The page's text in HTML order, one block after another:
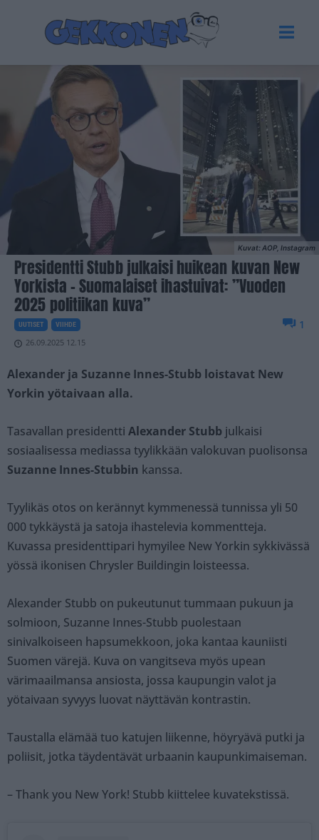
Kuvat: AOP, Instagram
Presidentti Stubb julkaisi huikean kuvan New
Yorkista – Suomalaiset ihastuivat: ”Vuoden
2025 politiikan kuva”
UUTISET VIIHDE
26.09.2025 12.15
1
Alexander ja Suzanne Innes-Stubb loistavat New
Yorkin yötaivaan alla.
Tasavallan presidentti Alexander Stubb julkaisi
sosiaalisessa mediassa tyylikkään valokuvan puolisonsa
Suzanne Innes-Stubbin kanssa.
Tyylikäs otos on kerännyt kymmenessä tunnissa yli 50
000 tykkäystä ja satoja ihastelevia kommentteja.
Kuvassa presidenttipari hymyilee New Yorkin sykkivässä
yössä ikonisen Chrysler Buildingin loisteessa.
Alexander Stubb on pukeutunut tummaan pukuun ja
solmioon, Suzanne Innes-Stubb puolestaan
sinivalkoiseen hapsumekkoon, joka kantaa kauniisti
Suomen värejä. Kuva on vangitseva myös upean
värimaailmansa ansiosta, jossa kaupungin valot ja
yötaivaan syvyys luovat näyttävän kontrastin.
Taustalla elämää tuo katujen liikenne, höyryävä putki ja
poliisit, jotka täydentävät urbaanin kaupunkimaiseman.
– Thank you New York! Stubb kiittelee kuvatekstissä.